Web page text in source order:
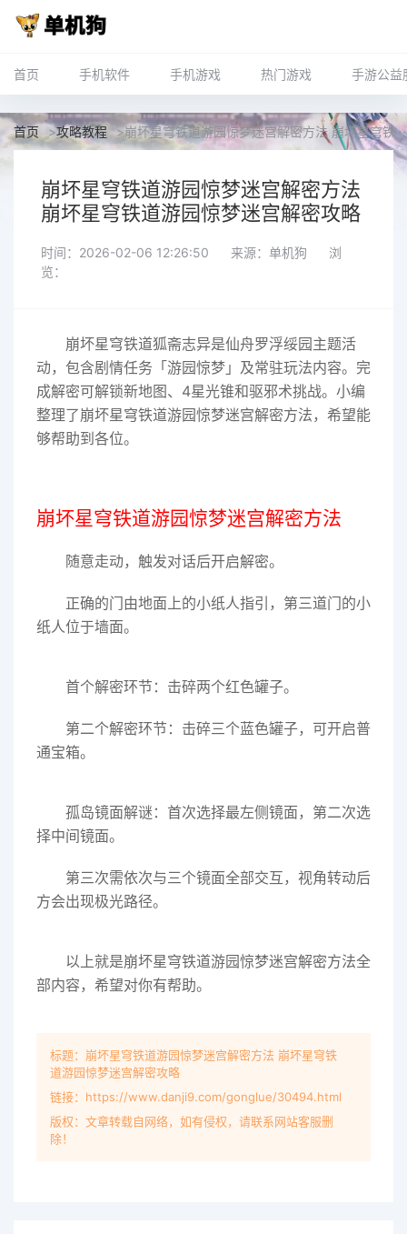
首页 手机软件 手机游戏 热门游戏 手游公益
首页 >攻略教程 >崩坏星穹铁道游园惊梦迷宫解密方法 崩坏星穹铁
崩坏星穹铁道游园惊梦迷宫解密方法
崩坏星穹铁道游园惊梦迷宫解密攻略
时间：2026-02-06 12:26:50 来源：单机狗
浏
览：
崩坏星穹铁道狐斋志异是仙舟罗浮绥园主题活
动，包含剧情任务「游园惊梦」及常驻玩法内容。完
成解密可解锁新地图、4星光锥和驱邪术挑战。小编
整理了崩坏星穹铁道游园惊梦迷宫解密方法，希望能
够帮助到各位。
崩坏星穹铁道游园惊梦迷宫解密方法
随意走动，触发对话后开启解密。
正确的门由地面上的小纸人指引，第三道门的小
纸人位于墙面。
首个解密环节：击碎两个红色罐子。
第二个解密环节：击碎三个蓝色罐子，可开启普
通宝箱。
孤岛镜面解谜：首次选择最左侧镜面，第二次选
择中间镜面。
第三次需依次与三个镜面全部交互，视角转动后
方会出现极光路径。
以上就是崩坏星穹铁道游园惊梦迷宫解密方法全
部内容，希望对你有帮助。
标题：崩坏星穹铁道游园惊梦迷宫解密方法 崩坏星穹铁
道游园惊梦迷宫解密攻略
链接：https://www.danji9.com/gonglue/30494.html
版权：文章转载自网络，如有侵权，请联系网站客服删
除！